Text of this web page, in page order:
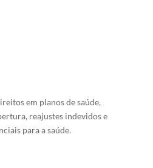
em planos de saúde,
reajustes indevidos e
para a saúde.
de Saúde
de cobertura, reajustes
essenciais para a
saúde.